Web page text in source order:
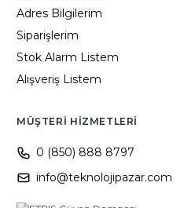
Adres Bilgilerim
Siparişlerim
Stok Alarm Listem
Alışveriş Listem
MÜŞTERI HIZMETLERI
0 (850) 888 8797
info@teknolojipazar.com